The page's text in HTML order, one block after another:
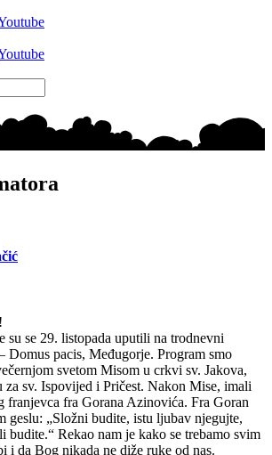
su se 29. listopada uputili na trodnevni
Domus pacis, Međugorje. Program smo
svetom Misom u crkvi sv. Jakova,
sv. Ispovijed i Pričest. Nakon Mise, imali
franjevca fra Gorana Azinovića. Fra Goran
geslu: „Složni budite, istu ljubav njegujte,
budite.“ Rekao nam je kako se trebamo svim
i da Bog nikada ne diže ruke od nas.